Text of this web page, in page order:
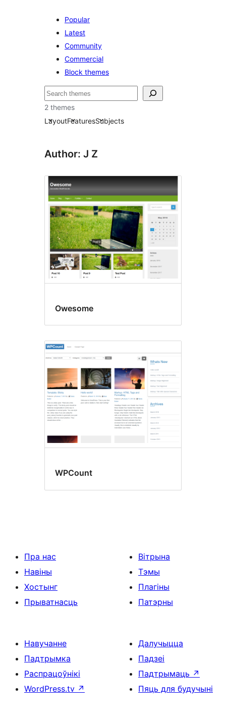
Popular
Latest
Community
Commercial
Block themes
Пошук
2 themes
LayoutFeaturesSubjects
Author: J Z
Owesome
WPCount
Пра нас
Навіны
Хостынг
Прыватнасць
Вітрына
Тэмы
Плагіны
Патэрны
Навучанне
Падтрымка
Распрацоўнікі
WordPress.tv ↗
Далучыцца
Падзеі
Падтрымаць ↗
Пяць для будучыні